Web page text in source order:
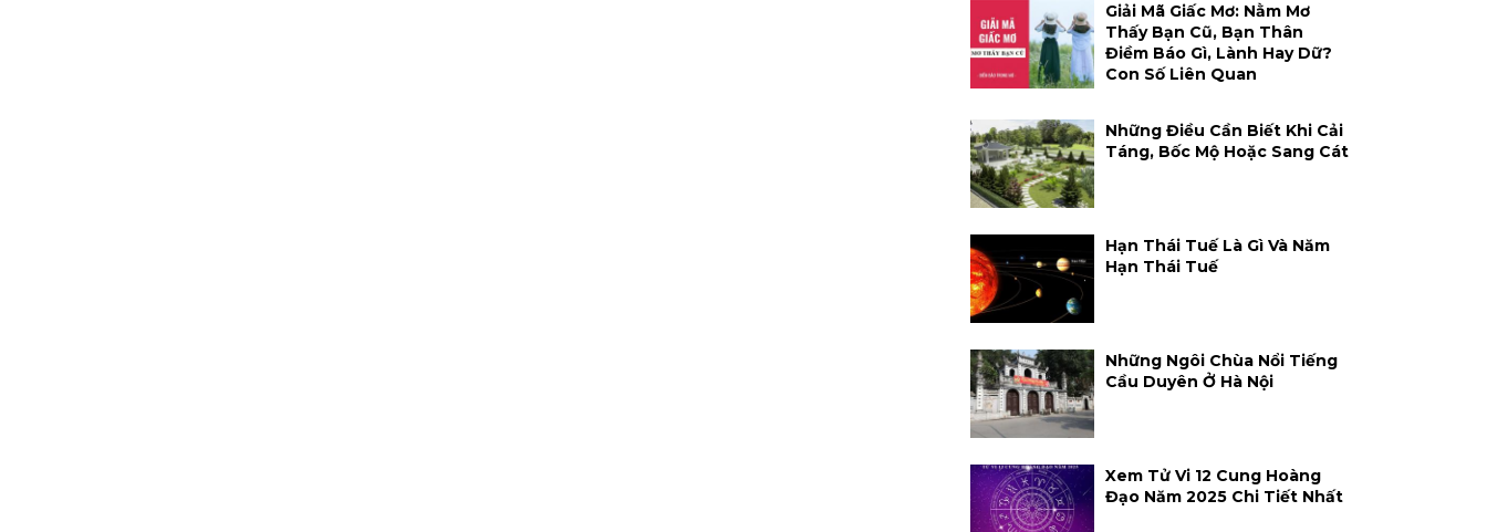
Giải Mã Giấc Mơ: Nằm Mơ
Thấy Bạn Cũ, Bạn Thân
Điềm Báo Gì, Lành Hay Dữ?
Con Số Liên Quan
Những Điều Cần Biết Khi Cải
Táng, Bốc Mộ Hoặc Sang Cát
Hạn Thái Tuế Là Gì Và Năm
Hạn Thái Tuế
Những Ngôi Chùa Nổi Tiếng
Cầu Duyên Ở Hà Nội
Xem Tử Vi 12 Cung Hoàng
Đạo Năm 2025 Chi Tiết Nhất